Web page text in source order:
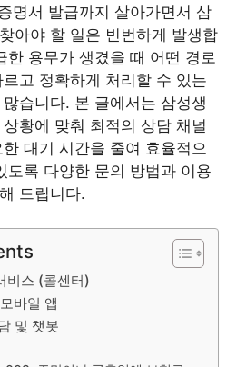
명서 발급까지 살아가면서 삼
아야 할 일은 빈번하게 발생합
한 용무가 생겼을 때 어떤 경로
고 정확하게 처리할 수 있는
습니다. 본 글에서는 삼성생
황에 맞춰 최적의 상담 채널
대기 시간을 줄여 효율적으
도록 다양한 문의 방법과 이용
드립니다.
비스 (콜센터)
바일 앱
및 챗봇